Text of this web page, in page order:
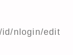
id/nlogin/edit